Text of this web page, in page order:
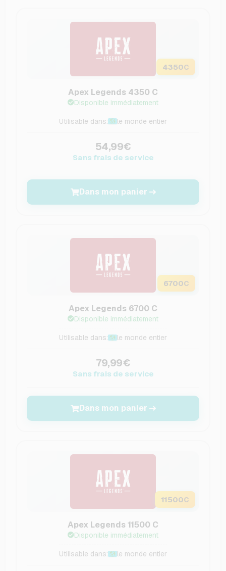
4350C
Apex Legends 4350 C
Disponible immédiatement
Utilisable dans: le monde entier
54,99€
Sans frais de service
Dans mon panier
6700C
Apex Legends 6700 C
Disponible immédiatement
Utilisable dans: le monde entier
79,99€
Sans frais de service
Dans mon panier
11500C
Apex Legends 11500 C
Disponible immédiatement
Utilisable dans: le monde entier